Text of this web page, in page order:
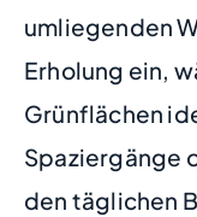
umliegenden
Erholung ein,
Grünflächen
Spaziergänge
den täglichen